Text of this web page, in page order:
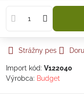
Strážny pes
Import kód: V122040
Výrobca: Budget